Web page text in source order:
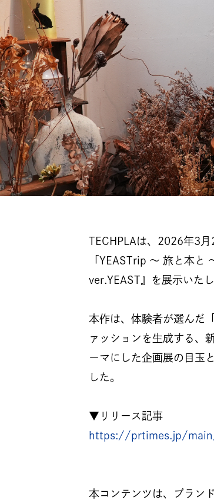
JOIN US
採用情報 パートナー募集
CONTACT
お仕事のご依頼・ご相談 その他お問い合わせ
TECHPLAは、2026年3
「YEASTrip 〜 旅と本と
ver.YEAST』を展示いたし
本作は、体験者が選んだ
ァッションを生成する、
ーマにした企画展の目玉
した。
▼リリース記事
https://prtimes.jp/
本コンテンツは、ブラン